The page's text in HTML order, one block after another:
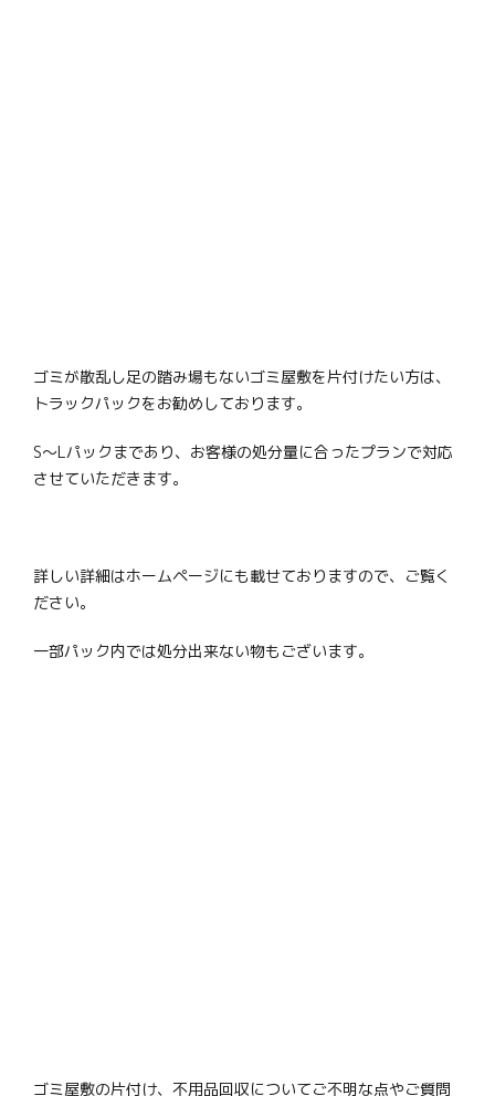
ゴミが散乱し足の踏み場もないゴミ屋敷を片付けたい方は、
トラックパックをお勧めしております。
S～Lパックまであり、お客様の処分量に合ったプランで対応
させていただきます。
詳しい詳細はホームページにも載せておりますので、ご覧く
ださい。
一部パック内では処分出来ない物もございます。
ゴミ屋敷の片付け、不用品回収についてご不明な点やご質問